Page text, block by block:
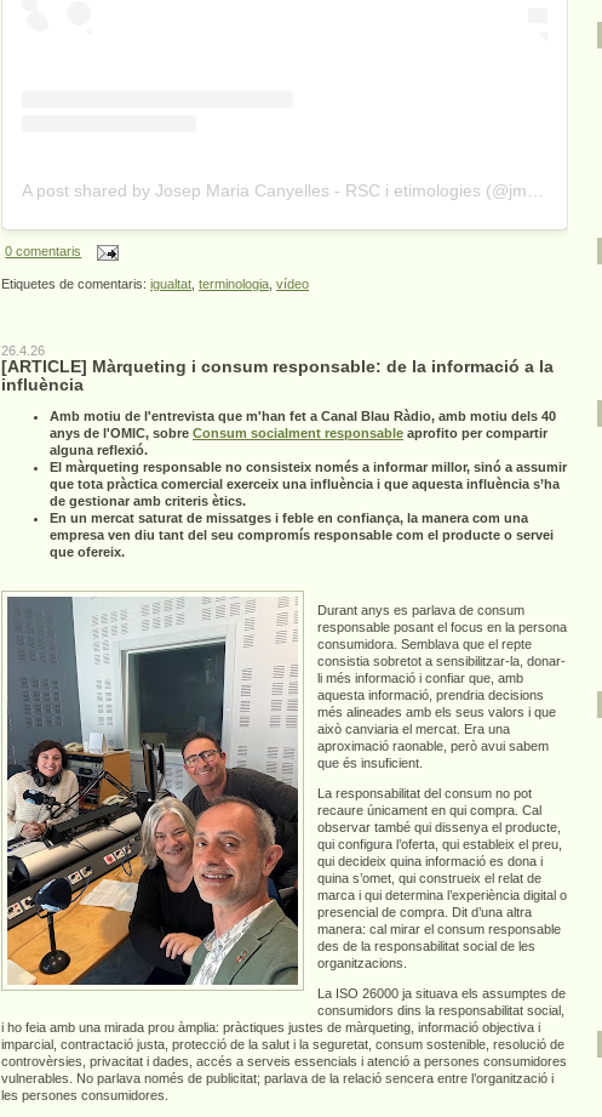
A post shared by Josep Maria Canyelles - RSC i etimologies (@jmcanyelles)
0 comentaris
Etiquetes de comentaris: igualtat terminologia vídeo
26.4.26
[ARTICLE] Màrqueting i consum responsable: de la informació a la
influència
Amb motiu de l'entrevista que m'han fet a Canal Blau Ràdio, amb motiu dels 40
anys de l'OMIC, sobre Consum socialment responsable aprofito per compartir
alguna reflexió.
El màrqueting responsable no consisteix només a informar millor, sinó a assumir
que tota pràctica comercial exerceix una influència i que aquesta influència s’ha
de gestionar amb criteris ètics.
En un mercat saturat de missatges i feble en confiança, la manera com una
empresa ven diu tant del seu compromís responsable com el producte o servei
que ofereix.
Durant anys es parlava de consum
responsable posant el focus en la persona
consumidora. Semblava que el repte
consistia sobretot a sensibilitzar-la, donar-
li més informació i confiar que, amb
aquesta informació, prendria decisions
més alineades amb els seus valors i que
això canviaria el mercat. Era una
aproximació raonable, però avui sabem
que és insuficient.
La responsabilitat del consum no pot
recaure únicament en qui compra. Cal
observar també qui dissenya el producte,
qui configura l’oferta, qui estableix el preu,
qui decideix quina informació es dona i
quina s’omet, qui construeix el relat de
marca i qui determina l’experiència digital o
presencial de compra. Dit d’una altra
manera: cal mirar el consum responsable
des de la responsabilitat social de les
organitzacions.
La ISO 26000 ja situava els assumptes de
consumidors dins la responsabilitat social,
i ho feia amb una mirada prou àmplia: pràctiques justes de màrqueting, informació objectiva i
imparcial, contractació justa, protecció de la salut i la seguretat, consum sostenible, resolució de
controvèrsies, privacitat i dades, accés a serveis essencials i atenció a persones consumidores
vulnerables. No parlava només de publicitat; parlava de la relació sencera entre l’organització i
les persones consumidores.